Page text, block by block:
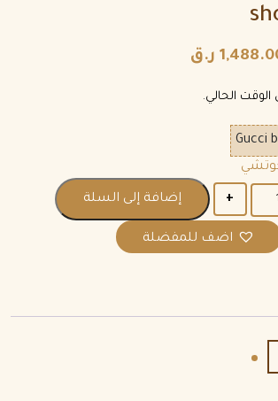
ر.ق
الوقت الحالي.
Gucci
إضافة إلى السلة
اضف للمفضلة